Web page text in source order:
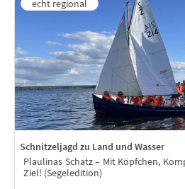
Schnitzeljagd zu Land und Wasser
Plaulinas Schatz – Mit Köpfchen,
Ziel! (Segeledition)